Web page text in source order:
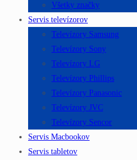
Všetky značky
Servis televízorov
Televízory Samsung
Televízory Sony
Televízory LG
Televízory Phillips
Televízory Panasonic
Televízory JVC
Televízory Sencor
Servis Macbookov
Servis tabletov